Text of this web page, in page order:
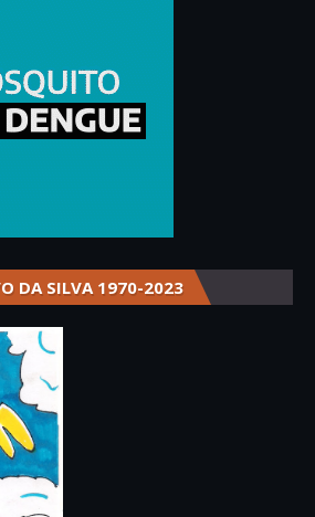
DA SILVA 1970-2023